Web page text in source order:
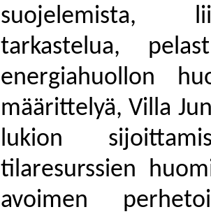
suojelemista,
tarkastelua,
energiahuollon
määrittelyä, Villa
lukion
tilaresurssien
avoimen